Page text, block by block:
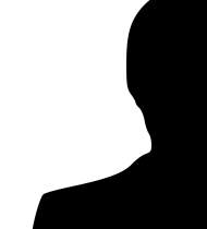
LES ÉLUS DE
COLMAR
LES ÉLUS DE
MULHOUSE
LES ÉLUS DE LA